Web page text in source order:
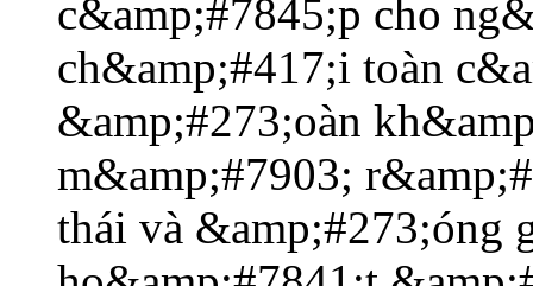
c&amp;#7845;p cho
ch&amp;#417;i toàn
&amp;#273;oàn
m&amp;#7903;
thái và &amp;#273;óng